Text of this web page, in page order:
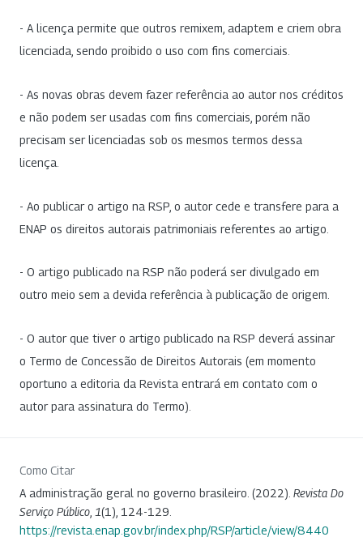
- A licença permite que outros remixem, adaptem e criem obra
licenciada, sendo proibido o uso com fins comerciais.
- As novas obras devem fazer referência ao autor nos créditos
e não podem ser usadas com fins comerciais, porém não
precisam ser licenciadas sob os mesmos termos dessa
licença.
- Ao publicar o artigo na RSP, o autor cede e transfere para a
ENAP os direitos autorais patrimoniais referentes ao artigo.
- O artigo publicado na RSP não poderá ser divulgado em
outro meio sem a devida referência à publicação de origem.
- O autor que tiver o artigo publicado na RSP deverá assinar
o Termo de Concessão de Direitos Autorais (em momento
oportuno a editoria da Revista entrará em contato com o
autor para assinatura do Termo).
Como Citar
A administração geral no governo brasileiro. (2022). Revista Do
Serviço Público 1(1), 124-129.
https://revista.enap.gov.br/index.php/RSP/article/view/8440